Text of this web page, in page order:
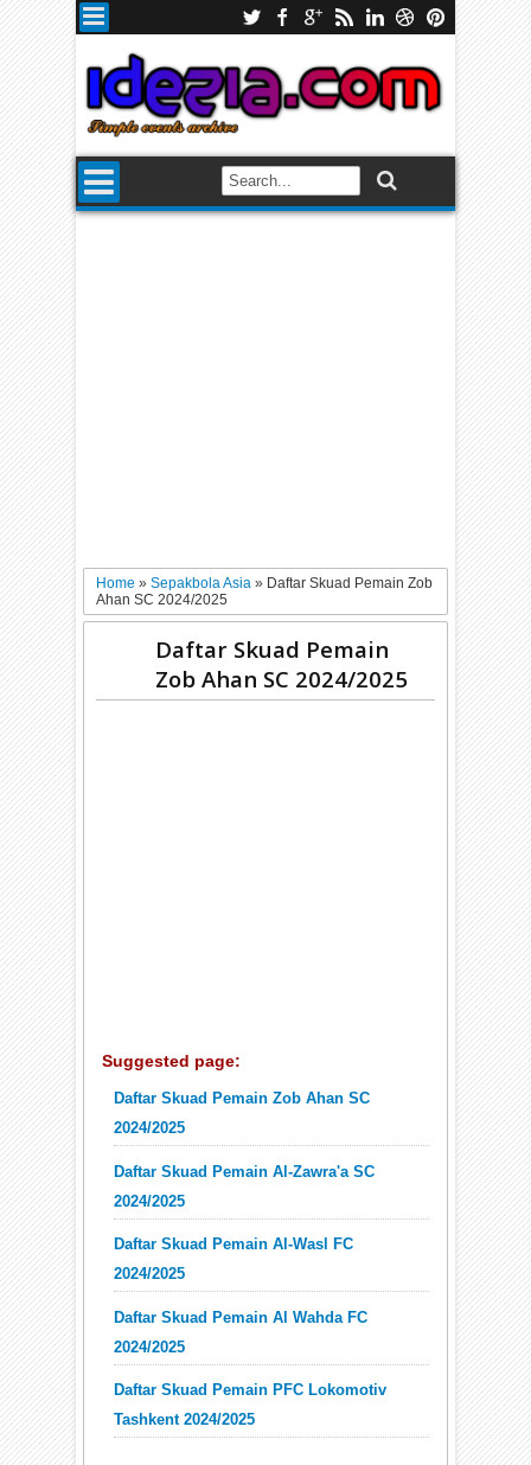
Home»Sepakbola Asia» Daftar Skuad Pemain Zob
Ahan SC 2024/2025
Daftar Skuad Pemain
Zob Ahan SC 2024/2025
Suggested page:
Daftar Skuad Pemain Zob Ahan SC
2024/2025
Daftar Skuad Pemain Al-Zawra'a SC
2024/2025
Daftar Skuad Pemain Al-Wasl FC
2024/2025
Daftar Skuad Pemain Al Wahda FC
2024/2025
Daftar Skuad Pemain PFC Lokomotiv
Tashkent 2024/2025